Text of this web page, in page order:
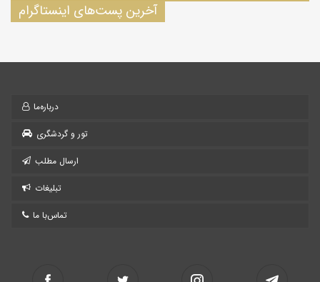
آخرین پست‌های اینستاگرام
درباره‌ما
تور و گردشگری
ارسال مطلب
تبلیغات
تماس‌با ما